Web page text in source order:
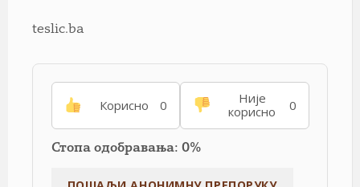
teslic.ba
Корисно 0
Није
корисно
0
Стопа одобравања: 0%